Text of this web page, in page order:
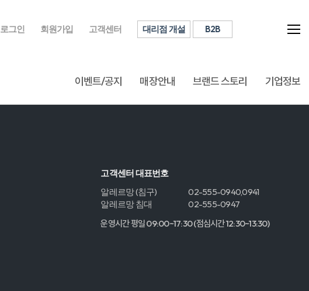
로그인 회원가입 고객센터 대리점 개설 B2B
이벤트/공지 매장안내 브랜드 스토리 기업정보
고객센터 대표번호
알레르망 (침구)
02-555-0940,0941
알레르망 침대
02-555-0947
운영시간 평일 09:00~17:30 (점심시간 12:30~13:30)